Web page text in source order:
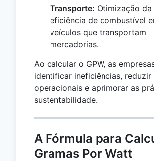
Transporte: Otimização da
eficiência de combustível
veículos que transportam
mercadorias.
Ao calcular o GPW, as
identificar ineficiências, reduzir
operacionais e aprimorar as
sustentabilidade.
A Fórmula para
Gramas Por Watt